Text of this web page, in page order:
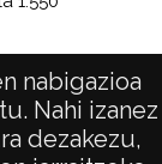
nabigazioa
Nahi izanez
dezakezu,